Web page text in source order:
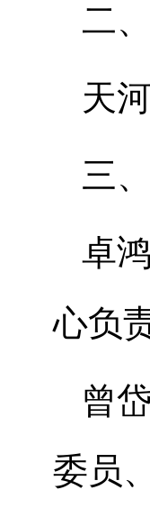
二
天
三
卓
心负
曾岱
委员